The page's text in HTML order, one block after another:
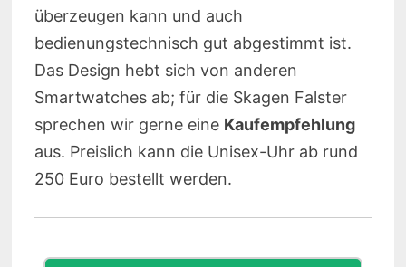
überzeugen kann und auch
bedienungstechnisch gut abgestimmt ist.
Das Design hebt sich von anderen
Smartwatches ab; für die Skagen Falster
sprechen wir gerne eine Kaufempfehlung
aus. Preislich kann die Unisex-Uhr ab rund
250 Euro bestellt werden.